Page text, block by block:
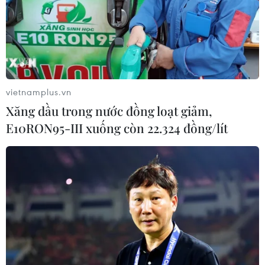
#Giáy đá bóng #Chelsea
#Manchester United
#Joshua Harrop
#tin tức
#tin tức mới nhất
#tin tức 24h
vietnamplus.vn
Xăng dầu trong nước đồng loạt giảm,
E10RON95-III xuống còn 22.324 đồng/lít